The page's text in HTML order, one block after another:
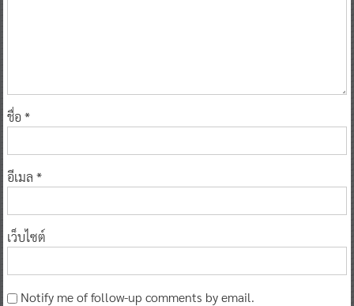
ชื่อ *
อีเมล *
เว็บไซต์
Notify me of follow-up comments by email.